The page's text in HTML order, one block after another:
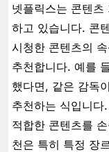
넷플릭스는 콘텐
하고 있습니다. 콘
시청한 콘텐츠의
추천합니다. 예를
했다면, 같은 감독
추천하는 식입니
적합한 콘텐츠를
천은 특히 특정 장